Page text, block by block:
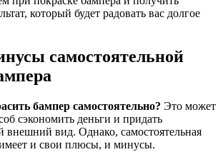
который будет радовать вас долгое
самостоятельной
бампер самостоятельно? Это может
сэкономить деньги и придать
вид. Однако, самостоятельная
и свои плюсы, и минусы.